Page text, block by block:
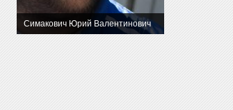
Симакович Юрий Валентинович